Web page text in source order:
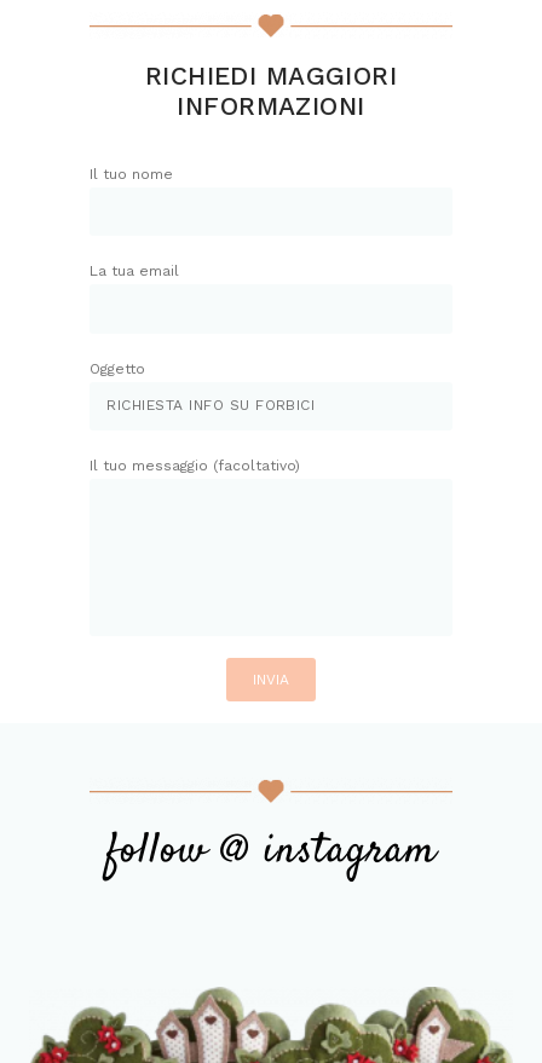
RICHIEDI MAGGIORI
INFORMAZIONI
Il tuo nome
La tua email
Oggetto
Il tuo messaggio (facoltativo)
follow @ instagram